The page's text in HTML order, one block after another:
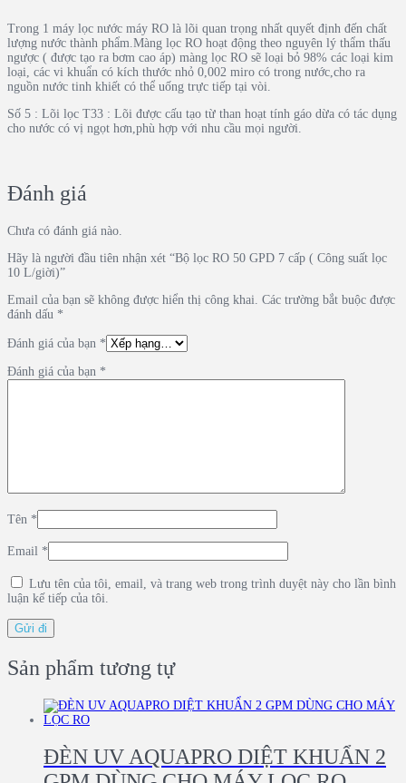
Trong 1 máy lọc nước máy RO là lõi quan trọng nhất quyết định đến chất
lượng nước thành phẩm.Màng lọc RO hoạt động theo nguyên lý thẩm thấu
ngược ( được tạo ra bơm cao áp) màng lọc RO sẽ loại bỏ 98% các loại kim
loại, các vi khuẩn có kích thước nhỏ 0,002 miro có trong nước,cho ra
nguồn nước tinh khiết có thể uống trực tiếp tại vòi.
Số 5 : Lõi lọc T33 : Lõi được cấu tạo từ than hoạt tính gáo dừa có tác dụng
cho nước có vị ngọt hơn,phù hợp với nhu cầu mọi người.
Đánh giá
Chưa có đánh giá nào.
Hãy là người đầu tiên nhận xét “Bộ lọc RO 50 GPD 7 cấp ( Công suất lọc
10 L/giời)”
Email của bạn sẽ không được hiển thị công khai. Các trường bắt buộc được
đánh dấu *
Đánh giá của bạn *
Đánh giá của bạn *
Tên *
Email *
Lưu tên của tôi, email, và trang web trong trình duyệt này cho lần bình
luận kế tiếp của tôi.
Sản phẩm tương tự
ĐÈN UV AQUAPRO DIỆT KHUẨN 2